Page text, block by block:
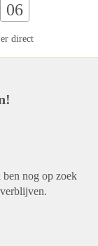
06
direct
nog op zoek